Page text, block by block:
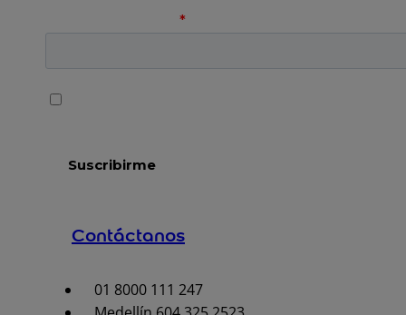
Contáctanos
01 8000 111 247